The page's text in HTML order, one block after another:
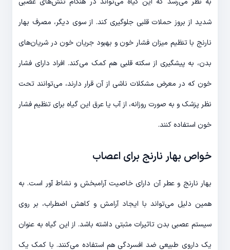
شدید از بروز حملات قلبی جلوگیری کند. از سوی دیگر، مصرف بهار
نارنج با تنظیم میزان فشار خون و بهبود جریان خون در شریان‌های
بدن، به پیشگیری از سکته قلبی هم کمک می‌کند. افراد دارای فشار
خون که در معرض مشکلات ناشی از آن قرار دارند، می‌توانند تحت
نظر پزشک و به صورت روزانه، از آب یا عرق این گیاه برای تنظیم فشار
خون استفاده کنند.
خواص بهار نارنج برای اعصاب
بهار نارنج و عطر آن دارای خاصیت آرامبخش و نشاط آور است. به
همین دلیل می‌تواند با ایجاد آرامش و کاهش اضطراب، بر روی
سیستم عصبی بدن تاثیرات مثبتی داشته باشد. از این گیاه به عنوان
یک داروی طبیعی ضد افسردگی هم استفاده می‌کنند. با کمک یک